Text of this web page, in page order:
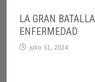
LA GRAN
ENFERMEDAD
julio 31, 2024